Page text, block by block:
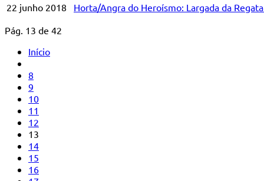
22 junho 2018
Horta/Angra do Heroísmo: Largada da
Pág. 13 de 42
Início
8
9
10
11
12
13
14
15
16